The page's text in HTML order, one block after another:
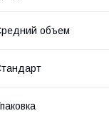
объем